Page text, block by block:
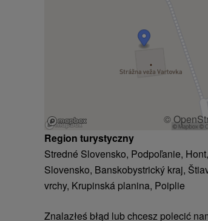
©
Region turystyczny
Stredné Slovensko, Podpoľanie,
Slovensko, Banskobystrický kraj,
vrchy, Krupinská planina, Poiplie
Znalazłeś błąd lub chcesz polecić